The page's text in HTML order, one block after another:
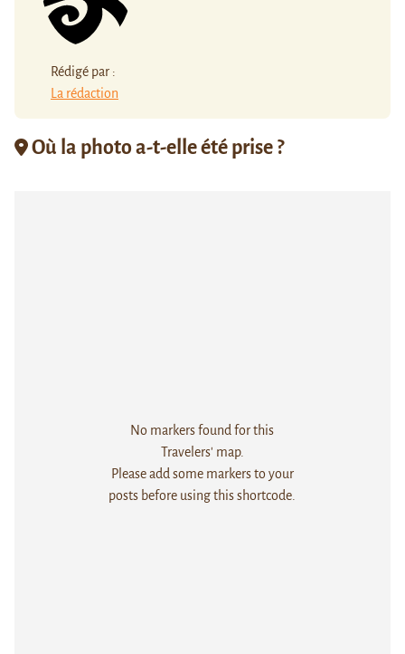
Rédigé par :
La rédaction
Où la photo a-t-elle été prise ?
No markers found for this
Travelers' map.
Please add some markers to your
posts before using this shortcode.